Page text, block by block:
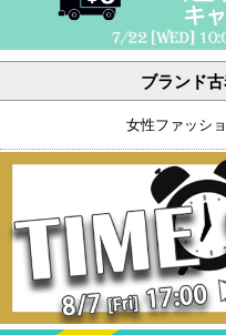
ブランド
女性ファッシ